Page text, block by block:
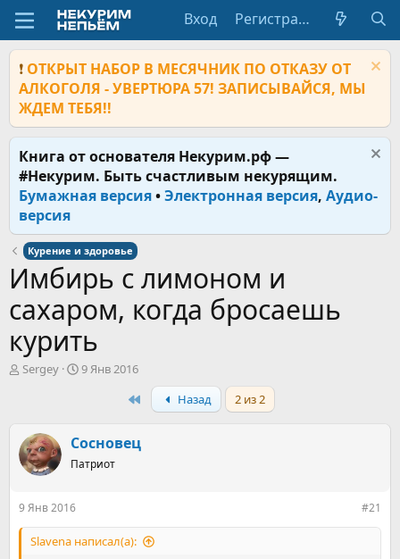
Вход Регистрация
❗ ОТКРЫТ НАБОР В МЕСЯЧНИК ПО ОТКАЗУ ОТ
АЛКОГОЛЯ - УВЕРТЮРА 57! ЗАПИСЫВАЙСЯ, МЫ
ЖДЕМ ТЕБЯ!!
Книга от основателя Некурим.рф —
#Некурим. Быть счастливым некурящим.
Бумажная версия•Электронная версия, Аудио-
версия
Курение и здоровье
Имбирь с лимоном и
сахаром, когда бросаешь
курить
А
т
е
Sergey
Д
а
ч
9 Янв 2016
Назад 2 из 2
Сосновец
Патриот
9 Янв 2016 #21
Slavena написал(а):